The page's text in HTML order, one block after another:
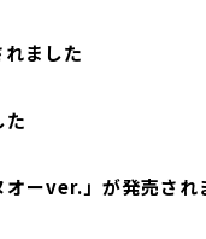
ました
た
ーver.」が発売され